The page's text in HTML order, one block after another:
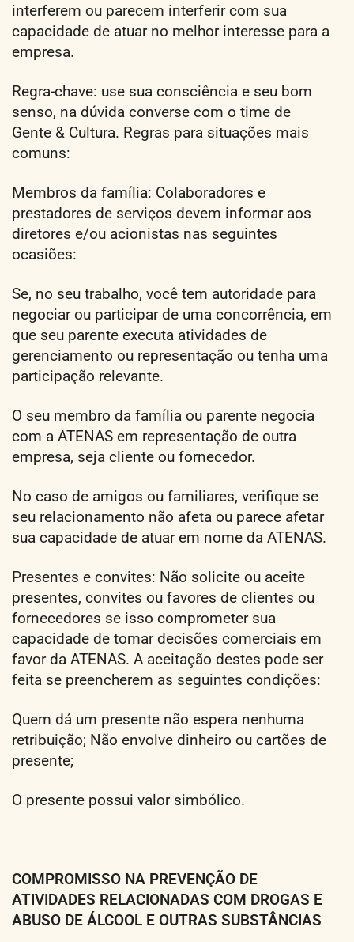
interferem ou parecem interferir com sua
capacidade de atuar no melhor interesse para a
empresa.
Regra-chave: use sua consciência e seu bom
senso, na dúvida converse com o time de
Gente & Cultura. Regras para situações mais
comuns:
Membros da família: Colaboradores e
prestadores de serviços devem informar aos
diretores e/ou acionistas nas seguintes
ocasiões:
Se, no seu trabalho, você tem autoridade para
negociar ou participar de uma concorrência, em
que seu parente executa atividades de
gerenciamento ou representação ou tenha uma
participação relevante.
O seu membro da família ou parente negocia
com a ATENAS em representação de outra
empresa, seja cliente ou fornecedor.
No caso de amigos ou familiares, verifique se
seu relacionamento não afeta ou parece afetar
sua capacidade de atuar em nome da ATENAS.
Presentes e convites: Não solicite ou aceite
presentes, convites ou favores de clientes ou
fornecedores se isso comprometer sua
capacidade de tomar decisões comerciais em
favor da ATENAS. A aceitação destes pode ser
feita se preencherem as seguintes condições:
Quem dá um presente não espera nenhuma
retribuição; Não envolve dinheiro ou cartões de
presente;
O presente possui valor simbólico.
COMPROMISSO NA PREVENÇÃO DE
ATIVIDADES RELACIONADAS COM DROGAS E
ABUSO DE ÁLCOOL E OUTRAS SUBSTÂNCIAS